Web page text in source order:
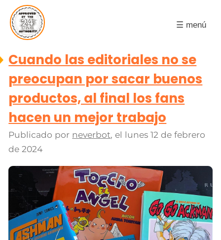
☰ menú
Cuando las editoriales no se
preocupan por sacar buenos
productos, al final los fans
hacen un mejor trabajo
Publicado por neverbot, el lunes 12 de febrero
de 2024